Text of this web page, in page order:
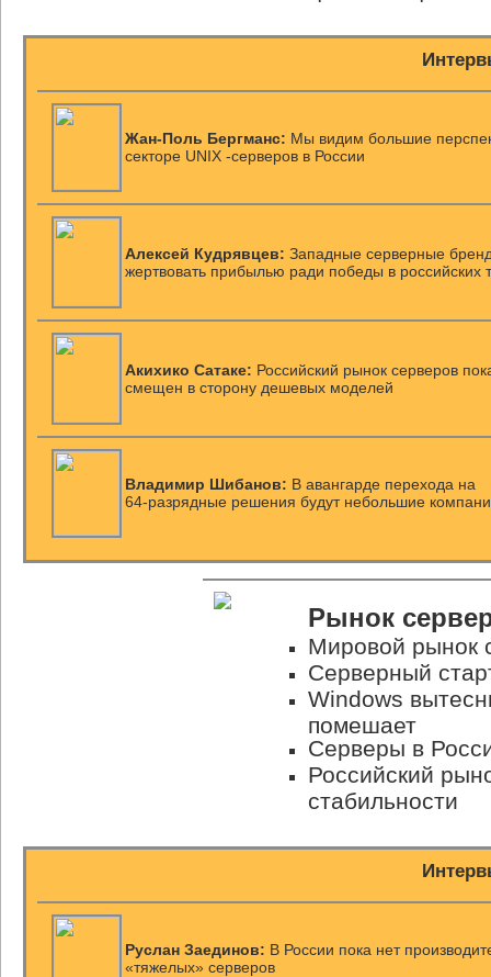
Жан-Поль Бергманс: Мы видим большие
секторе UNIX -серверов в России
Алексей Кудрявцев: Западные серверные
жертвовать прибылью ради победы в российских
Акихико Сатаке: Российский рынок серверов
смещен в сторону дешевых моделей
Владимир Шибанов: В авангарде перехода на
64-разрядные решения будут небольшие
Рынок
Мировой рынок
Серверный
Windows
помешает
Серверы в
Российский
стабильности
Руслан Заединов: В России пока нет
«тяжелых» серверов